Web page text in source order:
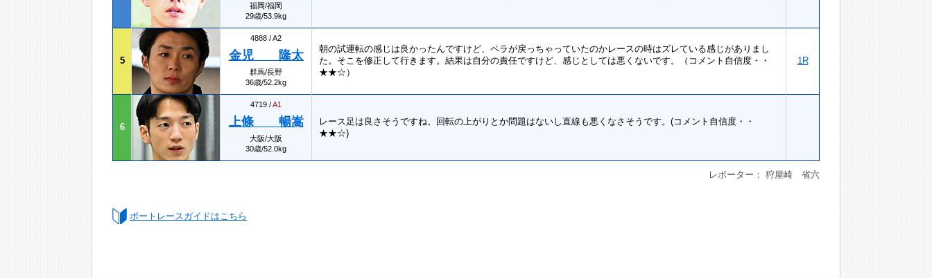
福岡/福岡
29歳/53.9kg
5
4888 / A2
金児 隆太
群馬/長野
36歳/52.2kg
朝の試運転の感じは良かったんですけど、ペラが戻っちゃっていたのかレースの時はズレている感じがありまし
た。そこを修正して行きます。結果は自分の責任ですけど、感じとしては悪くないです。（コメント自信度・・
★★☆）
1R
6
4719 /A1
上條 暢嵩
大阪/大阪
30歳/52.0kg
レース足は良さそうですね。回転の上がりとか問題はないし直線も悪くなさそうです。(コメント自信度・・
★★☆)
レポーター： 狩屋崎 省六
ボートレースガイドはこちら